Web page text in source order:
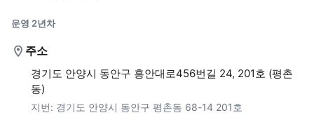
운영 2년차
주소
경기도 안양시 동안구 흥안대로456번길 24, 201호 (평촌
동)
지번: 경기도 안양시 동안구 평촌동 68-14 201호